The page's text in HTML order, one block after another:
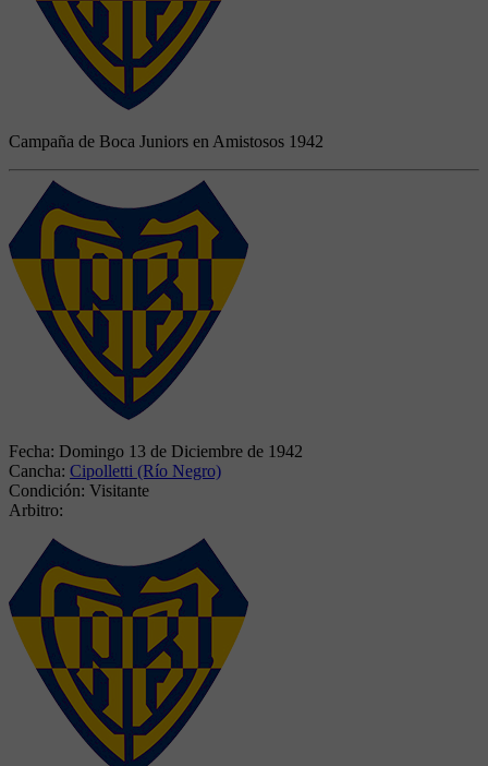
Campaña de Boca Juniors en Amistosos 1942
Fecha: Domingo 13 de Diciembre de 1942
Cancha: Cipolletti (Río Negro)
Condición: Visitante
Arbitro: